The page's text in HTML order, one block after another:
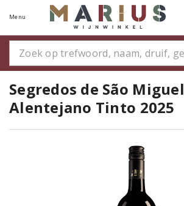
Menu
Segredos de São Miguel
Alentejano Tinto 2025